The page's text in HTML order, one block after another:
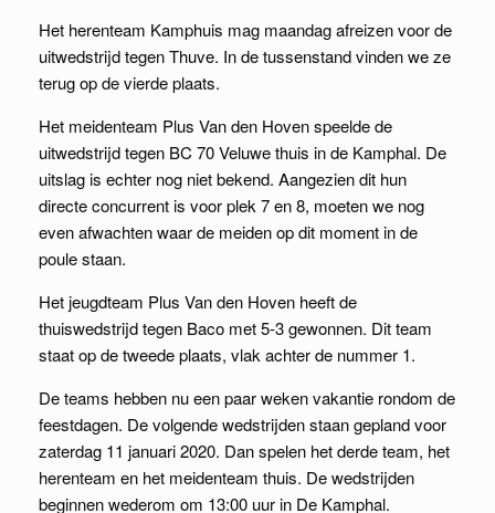
Het herenteam Kamphuis mag maandag afreizen voor de
uitwedstrijd tegen Thuve. In de tussenstand vinden we ze
terug op de vierde plaats.
Het meidenteam Plus Van den Hoven speelde de
uitwedstrijd tegen BC 70 Veluwe thuis in de Kamphal. De
uitslag is echter nog niet bekend. Aangezien dit hun
directe concurrent is voor plek 7 en 8, moeten we nog
even afwachten waar de meiden op dit moment in de
poule staan.
Het jeugdteam Plus Van den Hoven heeft de
thuiswedstrijd tegen Baco met 5-3 gewonnen. Dit team
staat op de tweede plaats, vlak achter de nummer 1.
De teams hebben nu een paar weken vakantie rondom de
feestdagen. De volgende wedstrijden staan gepland voor
zaterdag 11 januari 2020. Dan spelen het derde team, het
herenteam en het meidenteam thuis. De wedstrijden
beginnen wederom om 13:00 uur in De Kamphal.